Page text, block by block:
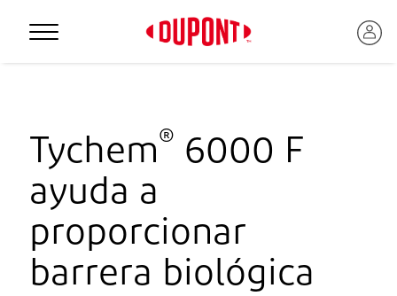
Tychem® 6000 F
ayuda a
proporcionar
barrera biológica